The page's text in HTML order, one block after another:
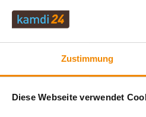
Zustimmung
Diese Webseite verwendet